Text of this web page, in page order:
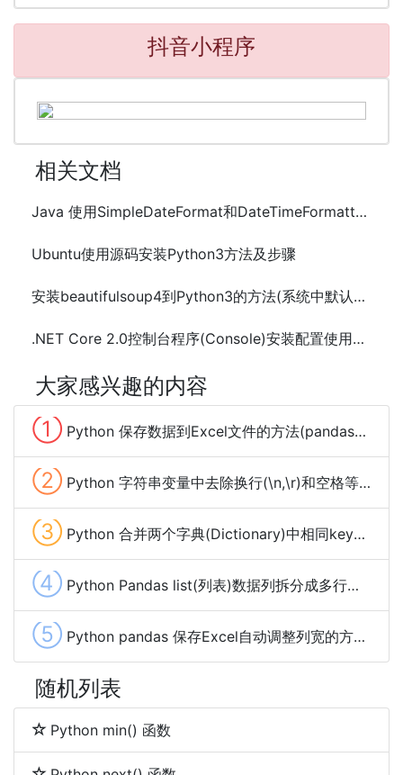
抖音小程序
相关文档
Java 使用SimpleDateFormat和DateTimeFormatter格式化日期时间的方法及示例代码
Ubuntu使用源码安装Python3方法及步骤
安装beautifulsoup4到Python3的方法(系统中默认使用的是Python2.7)
.NET Core 2.0控制台程序(Console)安装配置使用NLog的方法及示例代码
大家感兴趣的内容
① Python 保存数据到Excel文件的方法(pandas、xlwt、openpyxl、xlsxwriter)
② Python 字符串变量中去除换行(\n,\r)和空格等特殊字符的方法
③ Python 合并两个字典(Dictionary)中相同key的value的方法及示例代码
④ Python Pandas list(列表)数据列拆分成多行的方法
⑤ Python pandas 保存Excel自动调整列宽的方法及示例代码
随机列表
Python min() 函数